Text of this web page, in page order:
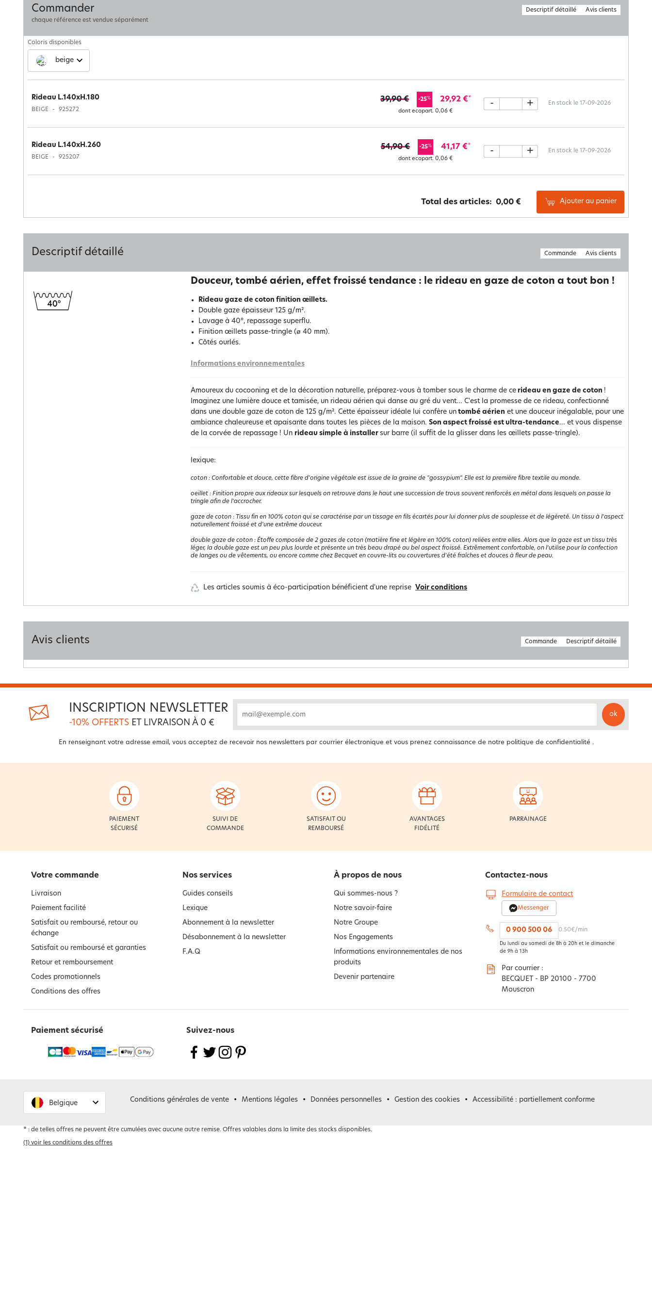
Commander
chaque référence est vendue séparément
Descriptif détaillé Avis clients
Coloris disponibles
beige
Rideau L.140xH.180
BEIGE 925272
39,90 € -25% 29,92 €*
dont ecopart. 0,06 €
En stock le 17-09-2026
- +
Rideau L.140xH.260
BEIGE 925207
54,90 € -25% 41,17 €*
dont ecopart. 0,06 €
En stock le 17-09-2026
- +
Total des articles: 0,00 € Ajouter au panier
Descriptif détaillé Commande Avis clients
Douceur, tombé aérien, effet froissé tendance : le rideau en gaze de coton a tout bon !
Rideau gaze de coton finition œillets.
Double gaze épaisseur 125 g/m².
Lavage à 40°, repassage superflu.
Finition œillets passe-tringle (ø 40 mm).
Côtés ourlés.
Informations environnementales
Amoureux du cocooning et de la décoration naturelle, préparez-vous à tomber sous le charme de ce rideau en gaze de coton !
Imaginez une lumière douce et tamisée, un rideau aérien qui danse au gré du vent... C'est la promesse de ce rideau, confectionné
dans une double gaze de coton de 125 g/m². Cette épaisseur idéale lui confère un tombé aérien et une douceur inégalable, pour une
ambiance chaleureuse et apaisante dans toutes les pièces de la maison. Son aspect froissé est ultra-tendance... et vous dispense
de la corvée de repassage ! Un rideau simple à installer sur barre (il suffit de la glisser dans les œillets passe-tringle).
lexique:
coton : Confortable et douce, cette fibre d'origine végétale est issue de la graine de "gossypium". Elle est la première fibre textile au monde.
oeillet : Finition propre aux rideaux sur lesquels on retrouve dans le haut une succession de trous souvent renforcés en métal dans lesquels on passe la
tringle afin de l'accrocher.
gaze de coton : Tissu fin en 100% coton qui se caractérise par un tissage en fils écartés pour lui donner plus de souplesse et de légèreté. Un tissu à l'aspect
naturellement froissé et d'une extrême douceur.
double gaze de coton : Étoffe composée de 2 gazes de coton (matière fine et légère en 100% coton) reliées entre elles. Alors que la gaze est un tissu très
léger, la double gaze est un peu plus lourde et présente un très beau drapé au bel aspect froissé. Extrêmement confortable, on l'utilise pour la confection
de langes ou de vêtements, ou encore comme chez Becquet en couvre-lits ou couvertures d'été fraîches et douces à fleur de peau.
Les articles soumis à éco-participation bénéficient d'une reprise Voir conditions
Avis clients Commande Descriptif détaillé
INSCRIPTION NEWSLETTER
-10% OFFERTS ET LIVRAISON À 0 € email
ok
En renseignant votre adresse email, vous acceptez de recevoir nos newsletters par courrier électronique et vous prenez connaissance de notre politique de confidentialité .
PAIEMENT
SÉCURISÉ
SUIVI DE
COMMANDE
SATISFAIT OU
REMBOURSÉ
AVANTAGES
FIDÉLITÉ
PARRAINAGE
Votre commande
Livraison
Paiement facilité
Satisfait ou remboursé, retour ou
échange
Satisfait ou remboursé et garanties
Retour et remboursement
Codes promotionnels
Conditions des offres
Nos services
Guides conseils
Lexique
Abonnement à la newsletter
Désabonnement à la newsletter
F.A.Q
À propos de nous
Qui sommes-nous ?
Notre savoir-faire
Notre Groupe
Nos Engagements
Informations environnementales de nos
produits
Devenir partenaire
Contactez-nous
Formulaire de contact
Messenger
0 900 500 06 0.50€/min
Du lundi au samedi de 8h à 20h et le dimanche
de 9h à 13h
Par courrier :
BECQUET - BP 20100 - 7700
Mouscron
Paiement sécurisé Suivez-nous
Belgique
France Belgique
Conditions générales de vente Mentions légales Données personnelles Gestion des cookies Accessibilité : partiellement conforme
* : de telles offres ne peuvent être cumulées avec aucune autre remise. Offres valables dans la limite des stocks disponibles.
(1) voir les conditions des offres